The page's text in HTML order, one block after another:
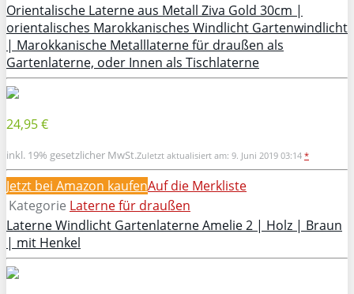
Orientalische Laterne aus Metall Ziva Gold 30cm |
orientalisches Marokkanisches Windlicht Gartenwindlicht
| Marokkanische Metalllaterne für draußen als
Gartenlaterne, oder Innen als Tischlaterne
24,95 €
inkl. 19% gesetzlicher MwSt.Zuletzt aktualisiert am: 9. Juni 2019 03:14 *
Jetzt bei Amazon kaufenAuf die Merkliste
Kategorie Laterne für draußen
Laterne Windlicht Gartenlaterne Amelie 2 | Holz | Braun
| mit Henkel